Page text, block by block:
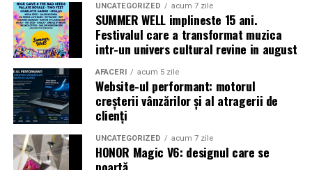
TRAILER:https://bit.ly/InPieleaMea
Site oficial:
inpieleamea.ro
Mai multe detalii, imagini de la filmări, fragmente din
film, declarații din partea actorilor și informații despre
concursuri sunt disponibile pe paginile social media ale
filmului de Facebook,Instagram,TikTok .
Adrian Pădurețu semnează imaginea filmului. De sunet
s-a ocupat Bogdan Ivanovici, de scenografie Anca
UNCATEGORIZED acum 7 zile
SUMMER WELL implineste 15 ani.
Festivalul care a transformat muzica
intr-un univers cultural revine in august
AFACERI acum 5 zile
Website-ul performant: motorul
creșterii vânzărilor și al atragerii de
clienți
UNCATEGORIZED acum 7 zile
HONOR Magic V6: designul care se